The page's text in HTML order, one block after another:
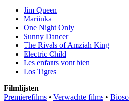
Jim Queen
Mariinka
One Night Only
Sunny Dancer
The Rivals of Amziah King
Electric Child
Les enfants vont bien
Los Tigres
Filmlijsten
Premierefilms • Verwachte films •